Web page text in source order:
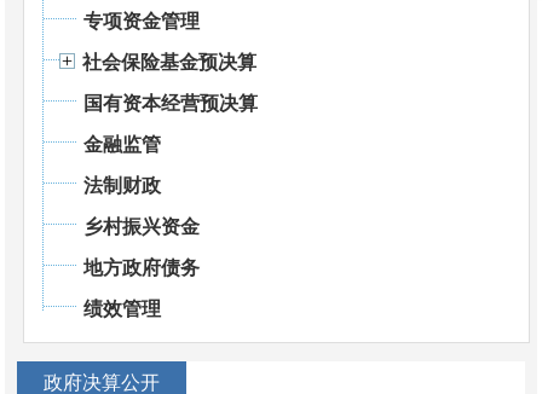
专项资金管理
社会保险基金预决算
国有资本经营预决算
金融监管
法制财政
乡村振兴资金
地方政府债务
绩效管理
政府决算公开